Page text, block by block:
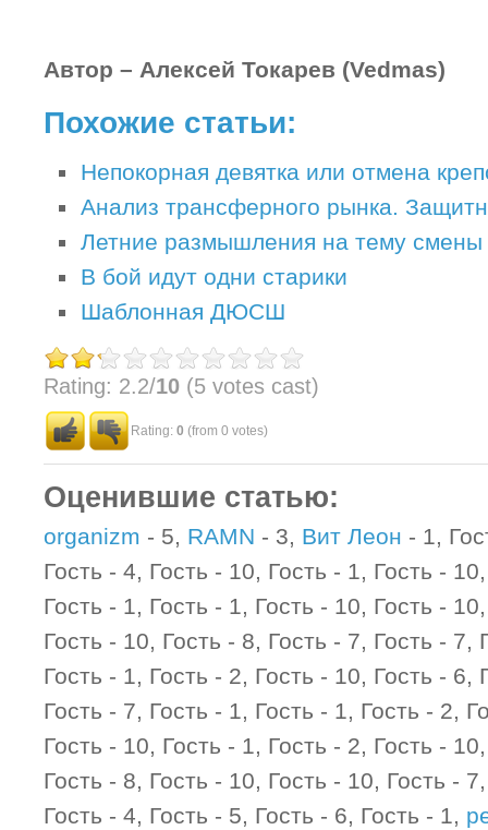
Автор – Алексей Токарев (Vedmas)
Похожие статьи:
Непокорная девятка или отмена
Анализ трансферного рынка.
Летние размышления на тему смены
В бой идут одни старики
Шаблонная ДЮСШ
Rating: 2.2/10 (5 votes cast)
Rating: 0 (from 0 votes)
Оценившие статью:
organizm - 5, RAMN - 3, Вит Леон - 1,
Гость - 4, Гость - 10, Гость - 1, Гость -
Гость - 1, Гость - 1, Гость - 10, Гость -
Гость - 10, Гость - 8, Гость - 7, Гость - 7,
Гость - 1, Гость - 2, Гость - 10, Гость - 6,
Гость - 7, Гость - 1, Гость - 1, Гость - 2,
Гость - 10, Гость - 1, Гость - 2, Гость -
Гость - 8, Гость - 10, Гость - 10, Гость -
Гость - 4, Гость - 5, Гость - 6, Гость - 1,